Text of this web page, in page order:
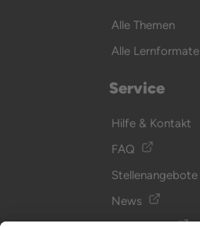
Alle Themen
Alle Lernformate
Service
Hilfe & Kontakt
FAQ
Stellenangebote
News